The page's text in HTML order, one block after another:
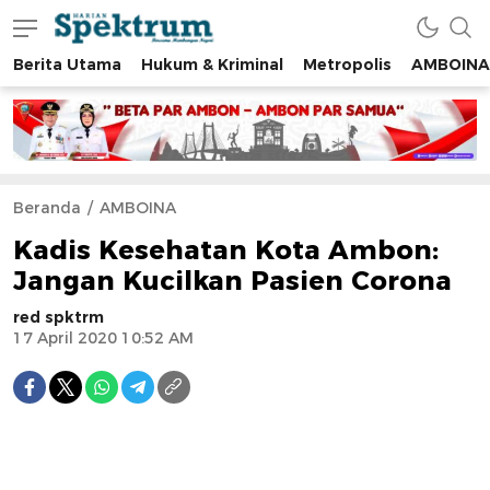
spektrumonline.com
Berita Utama Hukum & Kriminal Metropolis AMBOINA
Beranda AMBOINA
Kadis Kesehatan Kota Ambon:
Jangan Kucilkan Pasien Corona
red spktrm
17 April 2020 10:52 AM